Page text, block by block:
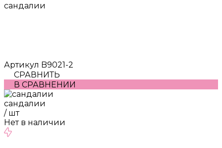
сандалии
Артикул B9021-2
СРАВНИТЬ
В СРАВНЕНИИ
сандалии
/ шт
Нет в наличии